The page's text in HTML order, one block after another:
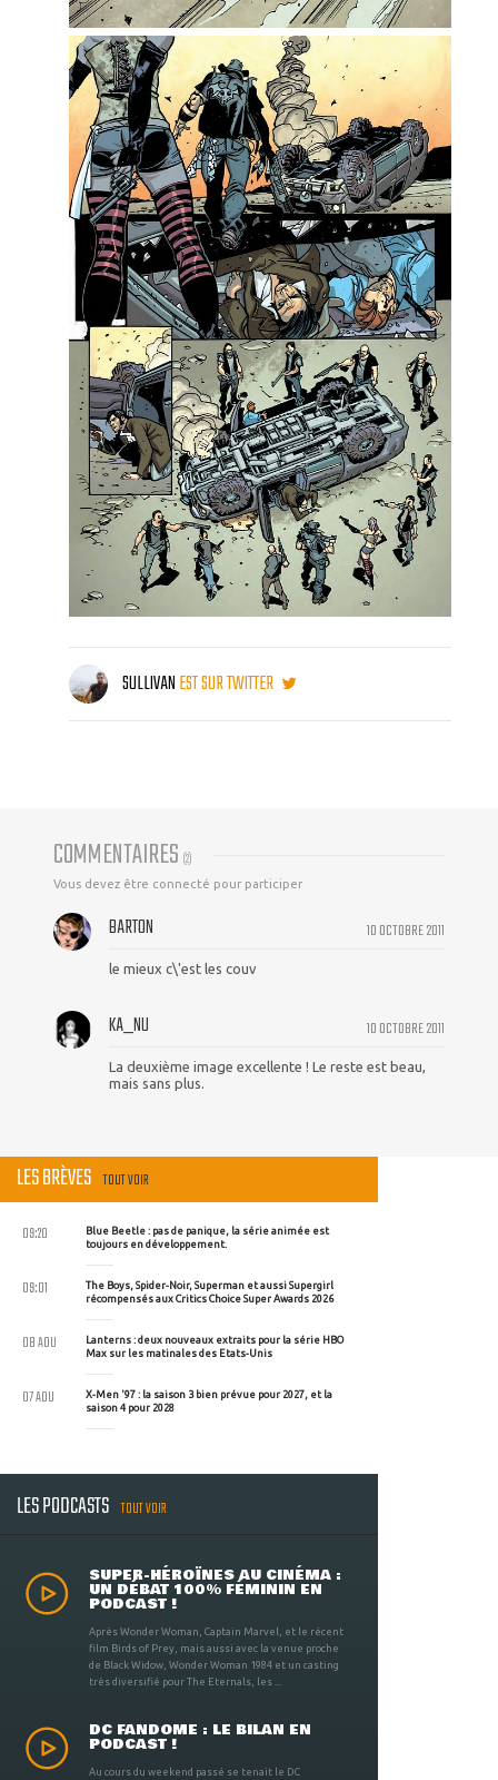
SULLIVANEST SUR TWITTER
COMMENTAIRES (2)
Vous devez être connecté pour participer
10 OCTOBRE 2011
BARTON
le mieux c\'est les couv
10 OCTOBRE 2011
KA_NU
La deuxième image excellente ! Le reste est beau,
mais sans plus.
LES BRÈVES TOUT VOIR
Blue Beetle : pas de panique, la série animée est
toujours en développement.
09:20
The Boys, Spider-Noir, Superman et aussi Supergirl
récompensés aux Critics Choice Super Awards 2026
09:01
Lanterns : deux nouveaux extraits pour la série HBO
Max sur les matinales des Etats-Unis
08 AOU
X-Men '97 : la saison 3 bien prévue pour 2027, et la
saison 4 pour 2028
07 AOU
LES PODCASTS TOUT VOIR
SUPER-HÉROÏNES AU CINÉMA :
UN DÉBAT 100% FÉMININ EN
PODCAST !
Après Wonder Woman, Captain Marvel, et le récent
film Birds of Prey, mais aussi avec la venue proche
de Black Widow, Wonder Woman 1984 et un casting
très diversifié pour The Eternals, les ...
DC FANDOME : LE BILAN EN
PODCAST !
Au cours du weekend passé se tenait le DC